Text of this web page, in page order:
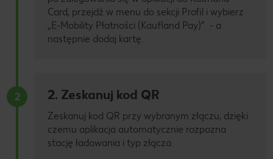
Card, przejdź w menu do sekcji Profil i wybierz
„E-Mobility Płatności (Kaufland Pay)” - a
następnie dodaj kartę.
2 2. Zeskanuj kod QR
Zeskanuj kod QR przy wybranym złączu, dzięki
czemu aplikacja automatycznie rozpozna
stację ładowania i typ złącza.